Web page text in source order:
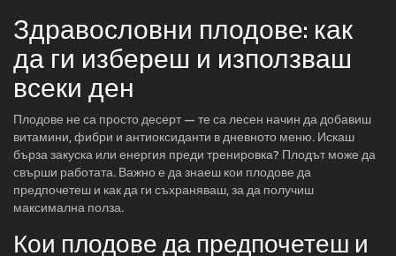
Здравословни плодове: как
да ги избереш и използваш
всеки ден
Плодове не са просто десерт — те са лесен начин да добавиш
витамини, фибри и антиоксиданти в дневното меню. Искаш
бърза закуска или енергия преди тренировка? Плодът може да
свърши работата. Важно е да знаеш кои плодове да
предпочетеш и как да ги съхраняваш, за да получиш
максимална полза.
Кои плодове да предпочетеш и